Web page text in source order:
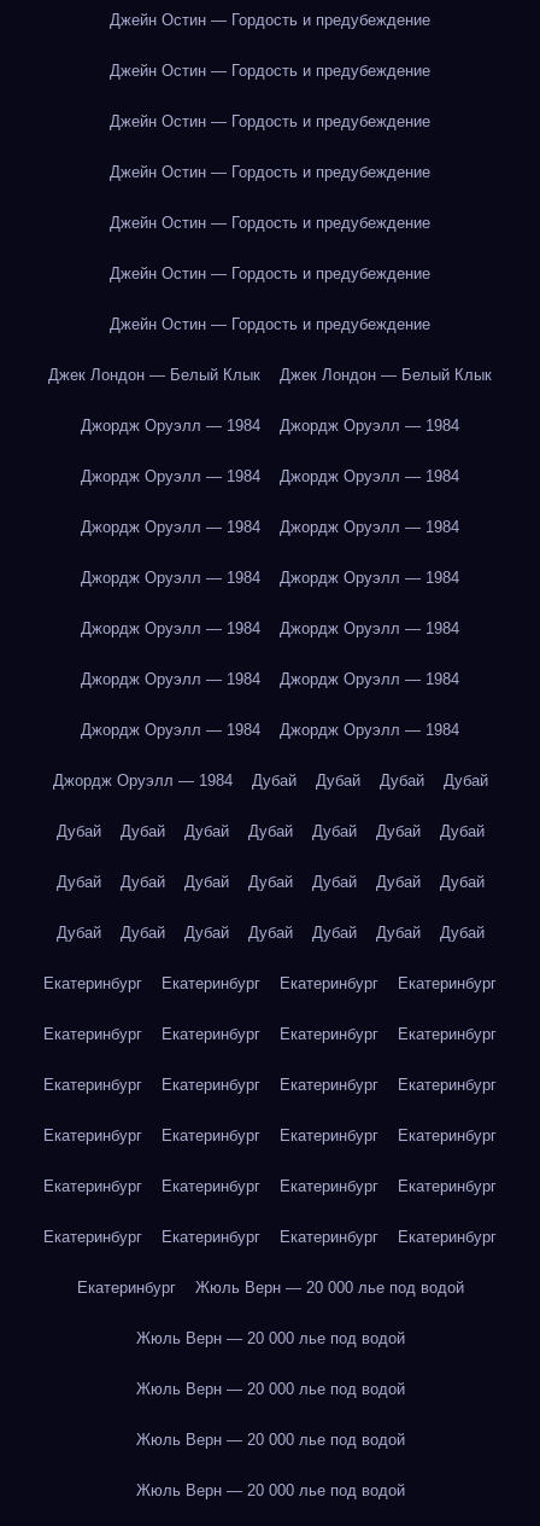
Джейн Остин — Гордость и предубеждение
Джейн Остин — Гордость и предубеждение
Джейн Остин — Гордость и предубеждение
Джейн Остин — Гордость и предубеждение
Джейн Остин — Гордость и предубеждение
Джейн Остин — Гордость и предубеждение
Джейн Остин — Гордость и предубеждение
Джек Лондон — Белый Клык Джек Лондон — Белый Клык
Джордж Оруэлл — 1984 Джордж Оруэлл — 1984
Джордж Оруэлл — 1984 Джордж Оруэлл — 1984
Джордж Оруэлл — 1984 Джордж Оруэлл — 1984
Джордж Оруэлл — 1984 Джордж Оруэлл — 1984
Джордж Оруэлл — 1984 Джордж Оруэлл — 1984
Джордж Оруэлл — 1984 Джордж Оруэлл — 1984
Джордж Оруэлл — 1984 Джордж Оруэлл — 1984
Джордж Оруэлл — 1984 Дубай Дубай Дубай Дубай
Дубай Дубай Дубай Дубай Дубай Дубай Дубай
Дубай Дубай Дубай Дубай Дубай Дубай Дубай
Дубай Дубай Дубай Дубай Дубай Дубай Дубай
Екатеринбург Екатеринбург Екатеринбург Екатеринбург
Екатеринбург Екатеринбург Екатеринбург Екатеринбург
Екатеринбург Екатеринбург Екатеринбург Екатеринбург
Екатеринбург Екатеринбург Екатеринбург Екатеринбург
Екатеринбург Екатеринбург Екатеринбург Екатеринбург
Екатеринбург Екатеринбург Екатеринбург Екатеринбург
Екатеринбург Жюль Верн — 20 000 лье под водой
Жюль Верн — 20 000 лье под водой
Жюль Верн — 20 000 лье под водой
Жюль Верн — 20 000 лье под водой
Жюль Верн — 20 000 лье под водой